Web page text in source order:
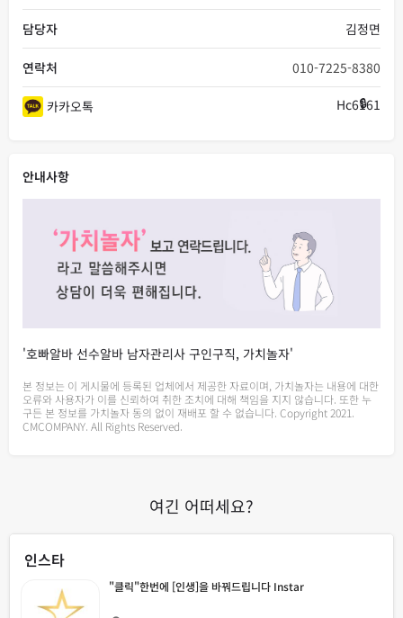
담당자 김정면
연락처 010-7225-8380
카카오톡 Hc6161
안내사항
'호빠알바 선수알바 남자관리사 구인구직, 가치놀자'
본 정보는 이 게시물에 등록된 업체에서 제공한 자료이며, 가치놀자는 내용에 대한
오류와 사용자가 이를 신뢰하여 취한 조치에 대해 책임을 지지 않습니다. 또한 누
구든 본 정보를 가치놀자 동의 없이 재배포 할 수 없습니다. Copyright 2021.
CMCOMPANY. All Rights Reserved.
여긴 어떠세요?
인스타
"클릭"한번에 [인생]을 바꿔드립니다 Instar